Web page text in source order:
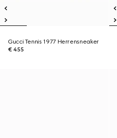
Gucci Tennis 1977 Herrensneaker
€ 455